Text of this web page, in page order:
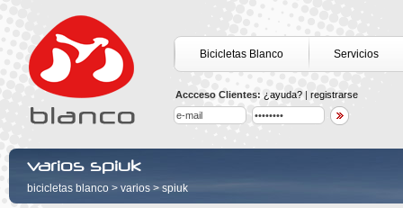
Bicicletas Blanco Servicios
Accceso Clientes: ¿ayuda? | registrarse
varios spiuk
bicicletas blanco > varios > spiuk